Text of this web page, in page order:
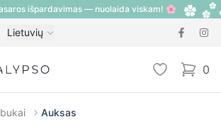
išpardavimas — nuolaida viskam! 🌸
Lietuvių
0
items
Auksas